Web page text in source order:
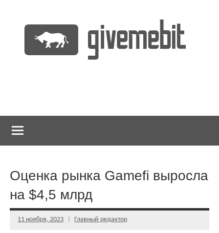
содержимому
Оценка рынка Gamefi выросла
на $4,5 млрд
11 ноября, 2023 Главный редактор